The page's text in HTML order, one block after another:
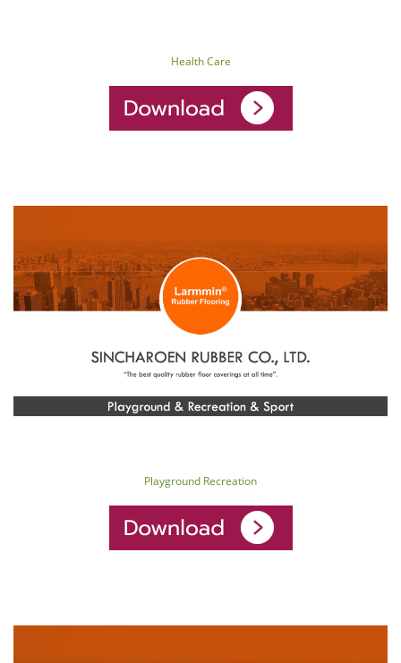
Health Care
Playground Recreation